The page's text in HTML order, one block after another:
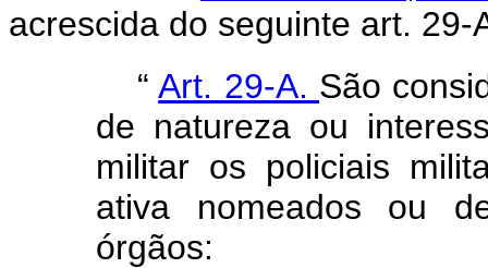
acrescida do seguinte art. 29-
“Art. 29-A. São
de natureza ou
militar os policiais
ativa nomeados ou
órgãos: